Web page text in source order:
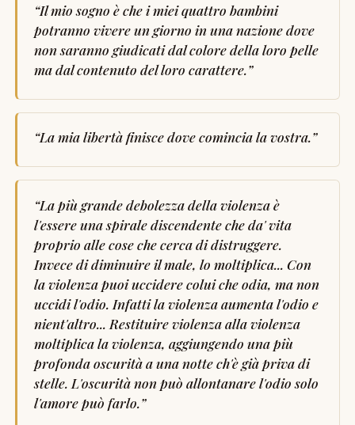
“Il mio sogno è che i miei quattro bambini
potranno vivere un giorno in una nazione dove
non saranno giudicati dal colore della loro pelle
ma dal contenuto del loro carattere.”
“La mia libertà finisce dove comincia la vostra.”
“La più grande debolezza della violenza è
l'essere una spirale discendente che da' vita
proprio alle cose che cerca di distruggere.
Invece di diminuire il male, lo moltiplica... Con
la violenza puoi uccidere colui che odia, ma non
uccidi l'odio. Infatti la violenza aumenta l'odio e
nient'altro... Restituire violenza alla violenza
moltiplica la violenza, aggiungendo una più
profonda oscurità a una notte ch'è già priva di
stelle. L'oscurità non può allontanare l'odio solo
l'amore può farlo.”